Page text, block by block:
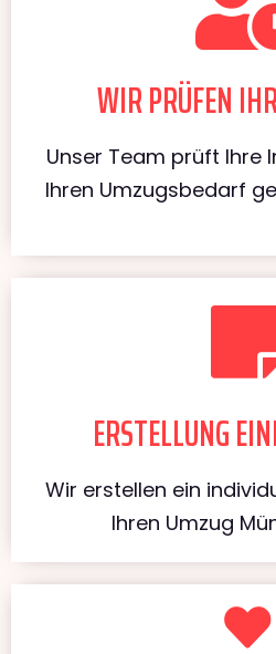
WIR PRÜFEN
Unser Team prüft Ihre
Ihren Umzugsbedarf
ERSTELLUNG
Wir erstellen ein
Ihren Umzug